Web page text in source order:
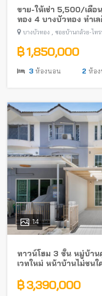
ขาย-ให้เช่า 5,500/เดื
ทอง 4 บางบัวทอง ทำเล
บางบัวทอง , ซอยบ้านกล้วย-ไท
฿ 1,850,000
3 ห้องนอน 2 ห้อ
14
ทาวน์โฮม 3 ชั้น หมู่บ้าน
เวทใหม่ หน้าบ้านไม่ชน
฿ 3,390,000